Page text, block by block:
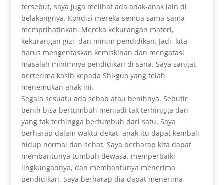
tersebut, saya juga melihat ada anak-anak lain di
belakangnya. Kondisi mereka semua sama-sama
memprihatinkan. Mereka kekurangan materi,
kekurangan gizi, dan minim pendidikan. Jadi, kita
harus mengentaskan kemiskinan dan mengatasi
masalah minimnya pendidikan di sana. Saya sangat
berterima kasih kepada Shi-guo yang telah
menemukan anak ini.
Segala sesuatu ada sebab atau benihnya. Sebutir
benih bisa bertumbuh menjadi tak terhingga dan
yang tak terhingga bertumbuh dari satu. Saya
berharap dalam waktu dekat, anak itu dapat kembali
hidup normal dan sehat. Saya berharap kita dapat
membantunya tumbuh dewasa, memperbaiki
lingkungannya, dan membantunya menerima
pendidikan. Saya berharap dia dapat menerima